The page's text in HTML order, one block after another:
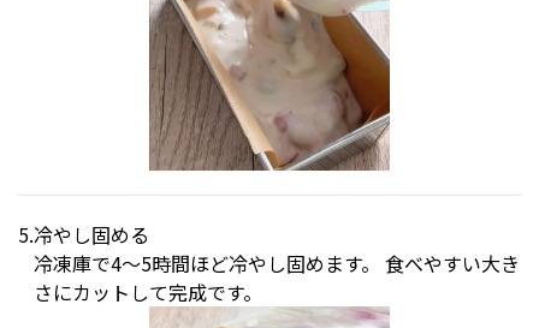
冷やし固める
冷凍庫で4〜5時間ほど冷やし固めます。 食べやすい大き
さにカットして完成です。